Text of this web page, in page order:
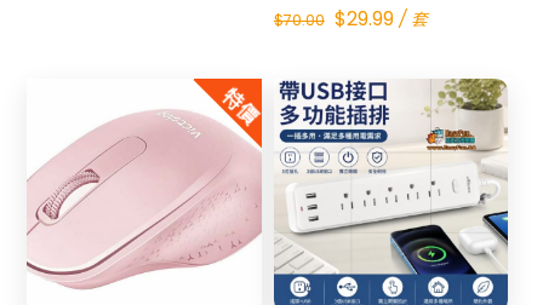
$70.00 Original
was:
$70.00.
$29.99Current
$29.99.
/ 套
特價
Share
Share